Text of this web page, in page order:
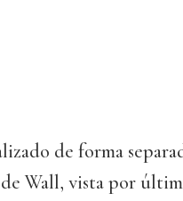
de forma
Wall, vista por